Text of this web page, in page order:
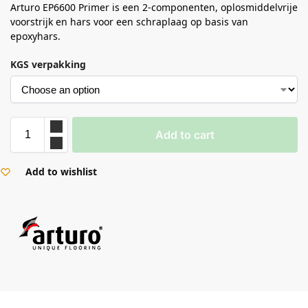
Arturo EP6600 Primer is een 2-componenten, oplosmiddelvrije
voorstrijk en hars voor een schraplaag op basis van
epoxyhars.
KGS verpakking
Add to cart
Add to wishlist